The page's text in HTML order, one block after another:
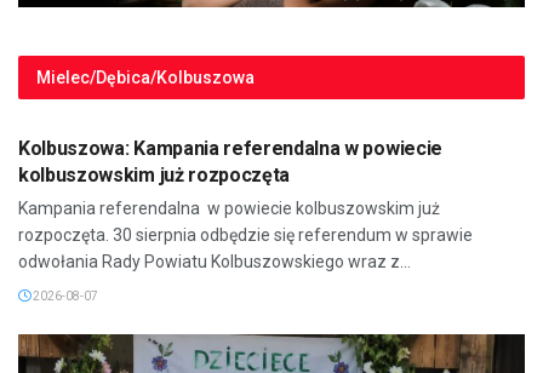
Mielec/Dębica/Kolbuszowa
Kolbuszowa: Kampania referendalna w powiecie
kolbuszowskim już rozpoczęta
Kampania referendalna w powiecie kolbuszowskim już
rozpoczęta. 30 sierpnia odbędzie się referendum w sprawie
odwołania Rady Powiatu Kolbuszowskiego wraz z...
2026-08-07